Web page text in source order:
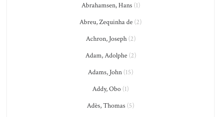
Abrahamsen, Hans(1)
Abreu, Zequinha de (2)
Achron, Joseph(2)
Adam, Adolphe(2)
Adams, John (15)
Addy, Obo (1)
Adès, Thomas (5)